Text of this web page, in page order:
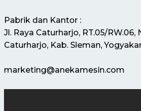
Pabrik dan Kantor :
Jl. Raya Caturharjo, RT.05/RW.06,
Caturharjo, Kab. Sleman,
marketing@anekamesin.com